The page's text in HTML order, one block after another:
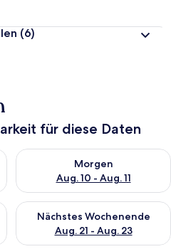
(6)
für diese Daten
heute Nacht, Aug. 9 - Aug.
Morgen
Aug. 10 - Aug. 11
Überprüfe die Verfügbarkeit
dieses Wochenende, Aug. 14
Nächstes Wochenende
Aug. 21 - Aug. 23
Überprüfe die Verfügbarkeit